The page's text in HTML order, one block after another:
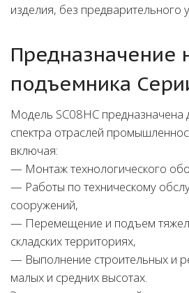
изделия, без предварительного
Предназначение
подъемника
Модель SC08HC предназначена
спектра отраслей
включая:
— Монтаж технологического
— Работы по техническому
сооружений,
— Перемещение и подъем
складских территориях,
— Выполнение строительных и
малых и средних высотах.